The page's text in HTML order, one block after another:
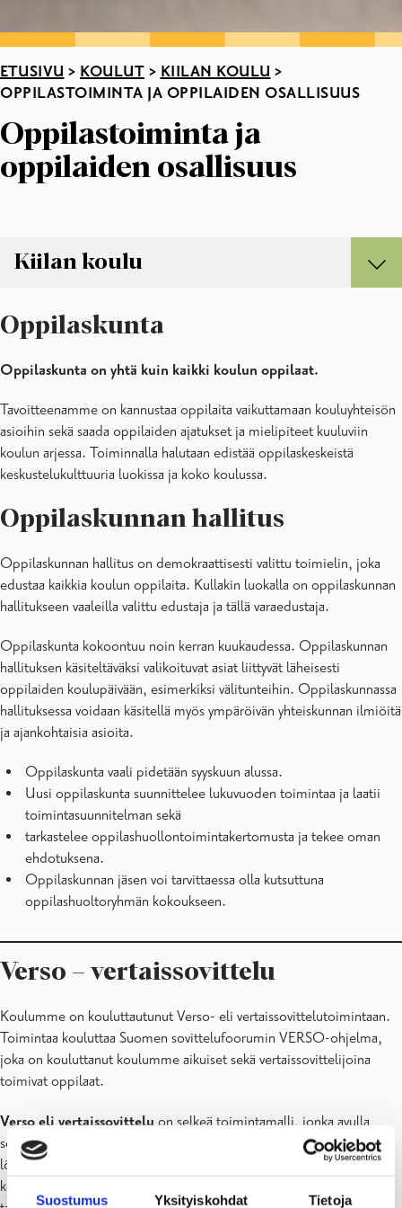
Suostumus Yksityiskohdat Tietoja
ETUSIVU > KOULUT > KIILAN KOULU >
OPPILASTOIMINTA JA OPPILAIDEN OSALLISUUS
Oppilastoiminta ja
oppilaiden osallisuus
Kiilan koulu
Kiilan koulun henkilökunta
Ajankohtaista
Yhdessä kiusaamista vastaan
Koulu ja koti – Vanhempainyhdistys
Oppilaskunta
Oppilaskunta on yhtä kuin kaikki koulun oppilaat.
Tavoitteenamme on kannustaa oppilaita vaikuttamaan kouluyhteisön
asioihin sekä saada oppilaiden ajatukset ja mielipiteet kuuluviin
koulun arjessa. Toiminnalla halutaan edistää oppilaskeskeistä
keskustelukulttuuria luokissa ja koko koulussa.
Oppilaskunnan hallitus
Oppilaskunnan hallitus on demokraattisesti valittu toimielin, joka
edustaa kaikkia koulun oppilaita. Kullakin luokalla on oppilaskunnan
hallitukseen vaaleilla valittu edustaja ja tällä varaedustaja.
Oppilaskunta kokoontuu noin kerran kuukaudessa. Oppilaskunnan
hallituksen käsiteltäväksi valikoituvat asiat liittyvät läheisesti
oppilaiden koulupäivään, esimerkiksi välitunteihin. Oppilaskunnassa
hallituksessa voidaan käsitellä myös ympäröivän yhteiskunnan ilmiöitä
ja ajankohtaisia asioita.
Oppilaskunta vaali pidetään syyskuun alussa.
Uusi oppilaskunta suunnittelee lukuvuoden toimintaa ja laatii
toimintasuunnitelman sekä
tarkastelee oppilashuollontoimintakertomusta ja tekee oman
ehdotuksena.
Oppilaskunnan jäsen voi tarvittaessa olla kutsuttuna
oppilashuoltoryhmän kokoukseen.
Verso – vertaissovittelu
Koulumme on kouluttautunut Verso- eli vertaissovittelutoimintaan.
Toimintaa kouluttaa Suomen sovittelufoorumin VERSO-ohjelma,
joka on kouluttanut koulumme aikuiset sekä vertaissovittelijoina
toimivat oppilaat.
Verso eli vertaissovittelu on selkeä toimintamalli, jonka avulla
sovittelijoiksi koulutetut oppilaat auttavat riidan osapuolia itse
löytämään ratkaisun ristiriitaansa. Vertaissovittelijat ohjaavat
keskustelua, jossa osapuolet saavat kertoa oman näkemyksensä